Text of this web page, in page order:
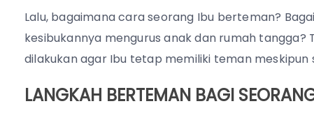
Lalu, bagaimana cara seorang Ibu berteman?
kesibukannya mengurus anak dan rumah
dilakukan agar Ibu tetap memiliki teman
LANGKAH BERTEMAN BAGI